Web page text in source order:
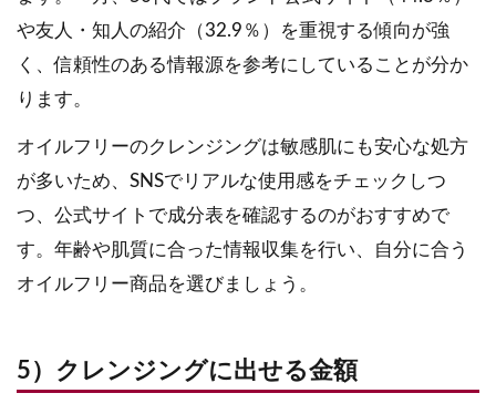
や友人・知人の紹介（32.9％）を重視する傾向が強
く、信頼性のある情報源を参考にしていることが分か
ります。
オイルフリーのクレンジングは敏感肌にも安心な処方
が多いため、SNSでリアルな使用感をチェックしつ
つ、公式サイトで成分表を確認するのがおすすめで
す。年齢や肌質に合った情報収集を行い、自分に合う
オイルフリー商品を選びましょう。
5）クレンジングに出せる金額